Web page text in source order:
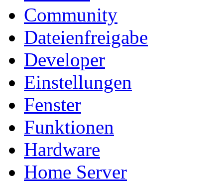
Community
Dateienfreigabe
Developer
Einstellungen
Fenster
Funktionen
Hardware
Home Server